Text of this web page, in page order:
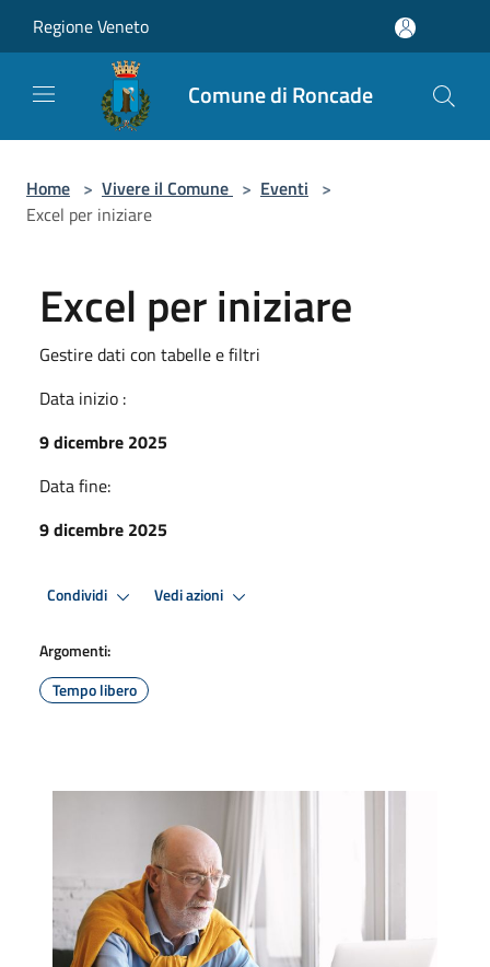
Regione Veneto
Comune di Roncade
Home > Vivere il Comune > Eventi >
Excel per iniziare
Excel per iniziare
Gestire dati con tabelle e filtri
Data inizio :
9 dicembre 2025
Data fine:
9 dicembre 2025
Condividi Vedi azioni
Argomenti:
Tempo libero